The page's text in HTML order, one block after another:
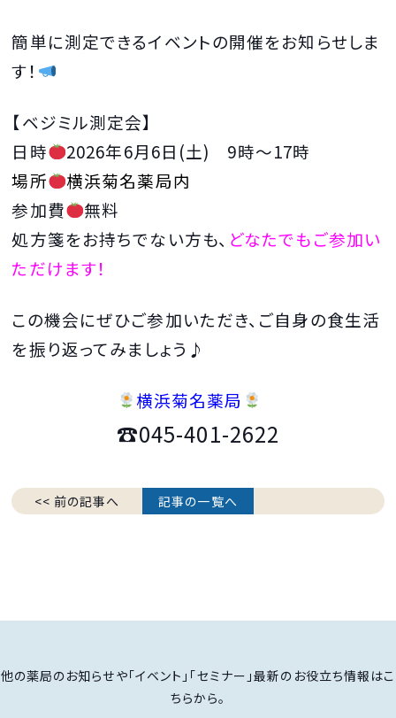
簡単に測定できるイベントの開催をお知らせしま
す！
【ベジミル測定会】
日時
2026年6月6日(土) 9時～17時
場所
横浜菊名薬局内
参加費
無料
処方箋をお持ちでない方も、 どなたでもご参加い
ただけます！
この機会にぜひご参加いただき、ご自身の食生活
を振り返ってみましょう♪
横浜菊名薬局
☎045-401-2622
<< 前の記事へ 記事の一覧へ
他の薬局のお知らせや「イベント」「セミナー」最新のお役立ち情報はこ
ちらから。